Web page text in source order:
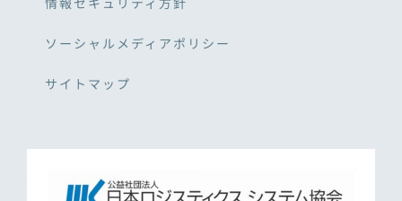
ソーシャルメディアポリシー
サイトマップ